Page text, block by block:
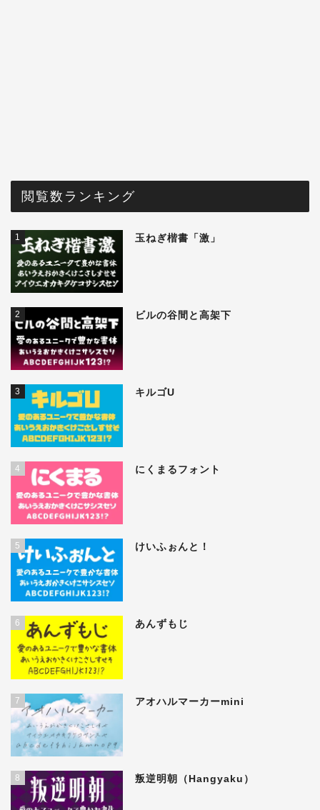
閲覧数ランキング
1 玉ねぎ楷書「激」
2 ビルの谷間と高架下
3 キルゴU
4 にくまるフォント
5 けいふぉんと！
6 あんずもじ
7 アオハルマーカーmini
8 叛逆明朝（Hangyaku）